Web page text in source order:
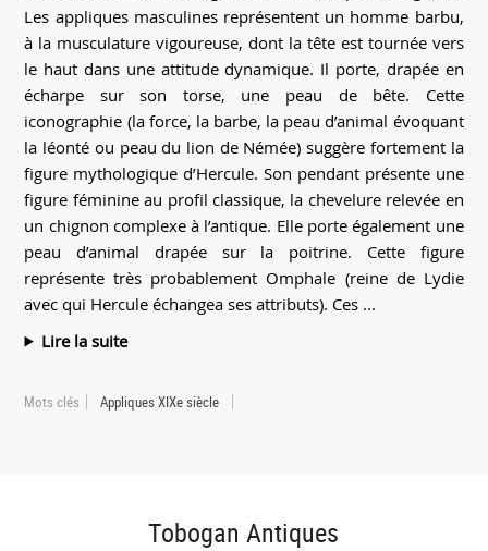
Les appliques masculines représentent un homme barbu,
à la musculature vigoureuse, dont la tête est tournée vers
le haut dans une attitude dynamique. Il porte, drapée en
écharpe sur son torse, une peau de bête. Cette
iconographie (la force, la barbe, la peau d’animal évoquant
la léonté ou peau du lion de Némée) suggère fortement la
figure mythologique d’Hercule. Son pendant présente une
figure féminine au profil classique, la chevelure relevée en
un chignon complexe à l’antique. Elle porte également une
peau d’animal drapée sur la poitrine. Cette figure
représente très probablement Omphale (reine de Lydie
avec qui Hercule échangea ses attributs). Ces ...
Lire la suite
Mots clés Appliques XIXe siècle
Tobogan Antiques